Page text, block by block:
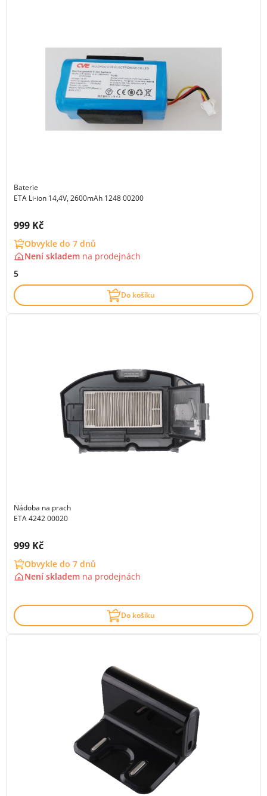
Baterie
ETA Li-ion 14,4V, 2600mAh 1248 00200
Cena s DPH:
999 Kč
Obvykle do 7 dnů
Není skladem na prodejnách
5
Do košíku
Nádoba na prach
ETA 4242 00020
Cena s DPH:
999 Kč
Obvykle do 7 dnů
Není skladem na prodejnách
Do košíku